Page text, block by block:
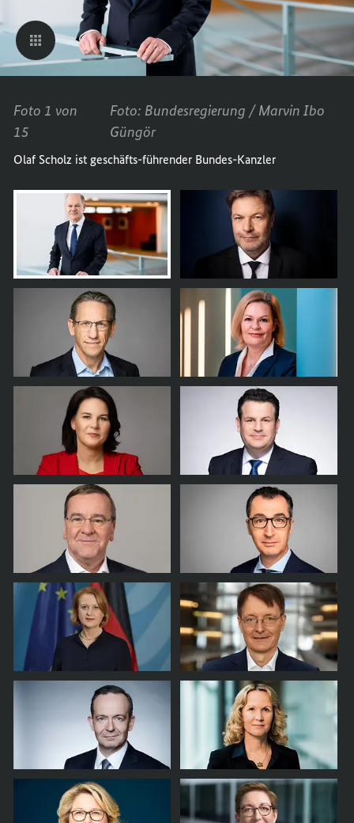
Foto 1 von
15
Foto: Bundesregierung / Marvin Ibo
Güngör
Olaf Scholz ist geschäfts-führender Bundes-Kanzler
öffnet
Karussell